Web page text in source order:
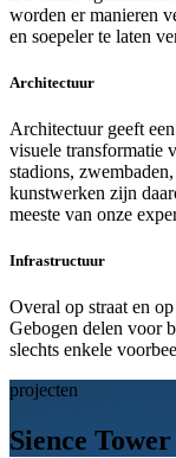
worden er manieren
en soepeler te laten
Architectuur
Architectuur geeft
visuele transformatie
stadions,
kunstwerken zijn
meeste van onze
Infrastructuur
Overal op straat en
Gebogen delen voor
slechts enkele
projecten
Sience